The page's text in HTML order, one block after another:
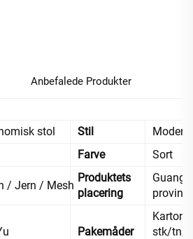
Anbefalede Produkter
stol Stil
Farve Sort
/ Jern / Mesh
Produktets
placering
Pakemåder
Karton,
stk/tn;